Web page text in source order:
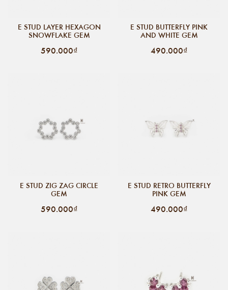
E STUD LAYER HEXAGON
SNOWFLAKE GEM
590.000₫
E STUD BUTTERFLY PINK
AND WHITE GEM
490.000₫
E STUD ZIG ZAG CIRCLE
GEM
590.000₫
E STUD RETRO BUTTERFLY
PINK GEM
490.000₫